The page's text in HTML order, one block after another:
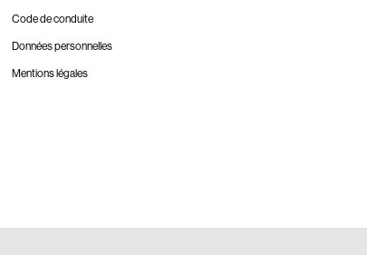
Code de conduite
Données personnelles
Mentions légales